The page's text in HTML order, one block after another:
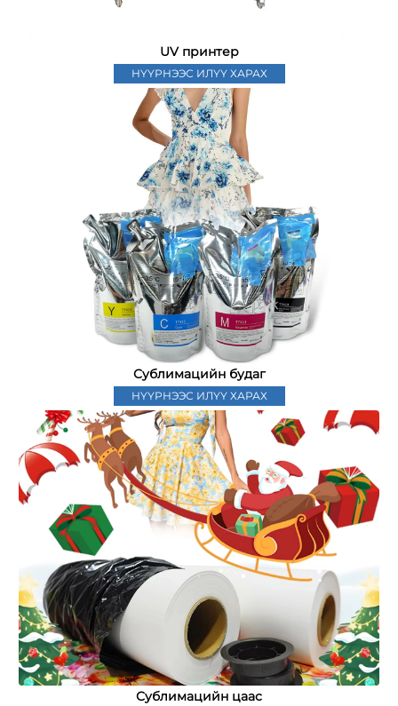
UV принтер
НҮҮРНЭЭС ИЛҮҮ ХАРАХ
Сублимацийн будаг
НҮҮРНЭЭС ИЛҮҮ ХАРАХ
Сублимацийн цаас